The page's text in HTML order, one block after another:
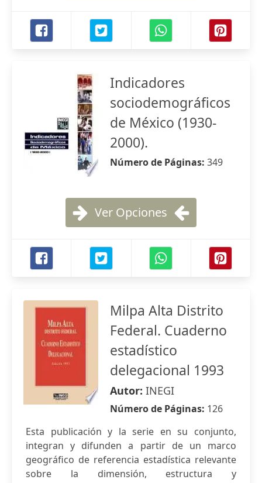
Indicadores
sociodemográficos
de México (1930-
2000).
Número de Páginas: 349
Ver Opciones
Milpa Alta Distrito
Federal. Cuaderno
estadístico
delegacional 1993
Autor: INEGI
Número de Páginas: 126
Esta publicación y la serie en su conjunto,
integran y difunden a partir de un marco
geográfico de referencia estadística relevante
sobre la dimensión, estructura y